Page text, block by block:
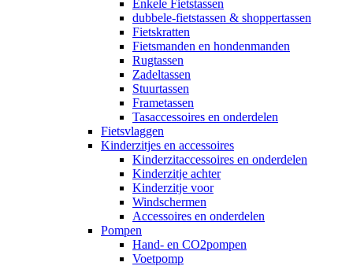
Enkele Fietstassen
dubbele-fietstassen & shoppertassen
Fietskratten
Fietsmanden en hondenmanden
Rugtassen
Zadeltassen
Stuurtassen
Frametassen
Tasaccessoires en onderdelen
Fietsvlaggen
Kinderzitjes en accessoires
Kinderzitaccessoires en onderdelen
Kinderzitje achter
Kinderzitje voor
Windschermen
Accessoires en onderdelen
Pompen
Hand- en CO2pompen
Voetpomp